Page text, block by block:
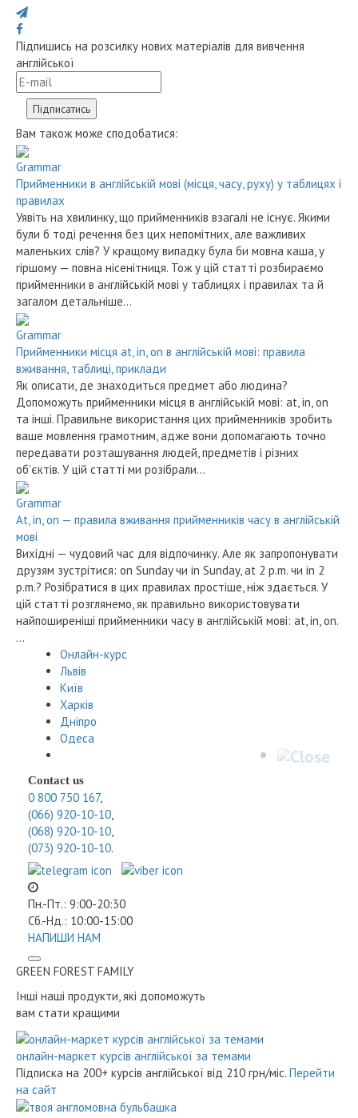
Підпишись на розсилку нових матеріалів для вивчення
англійської
Вам також може сподобатися:
Grammar
Прийменники в англійській мові (місця, часу, руху) у таблицях і
правилах
Уявіть на хвилинку, що прийменників взагалі не існує. Якими
були б тоді речення без цих непомітних, але важливих
маленьких слів? У кращому випадку була би мовна каша, у
гіршому — повна нісенітниця. Тож у цій статті розбираємо
прийменники в англійській мові у таблицях і правилах та й
загалом детальніше…
Grammar
Прийменники місця at, in, on в англійській мові: правила
вживання, таблиці, приклади
Як описати, де знаходиться предмет або людина?
Допоможуть прийменники місця в англійській мові: at, in, on
та інші. Правильне використання цих прийменників зробить
ваше мовлення грамотним, адже вони допомагають точно
передавати розташування людей, предметів і різних
об’єктів. У цій статті ми розібрали…
Grammar
At, in, on — правила вживання прийменників часу в англійській
мові
Вихідні — чудовий час для відпочинку. Але як запропонувати
друзям зустрітися: on Sunday чи in Sunday, at 2 p.m. чи in 2
p.m.? Розібратися в цих правилах простіше, ніж здається. У
цій статті розглянемо, як правильно використовувати
найпоширеніші прийменники часу в англійській мові: at, in, on.
…
Онлайн-курс
Львів
Київ
Харків
Дніпро
Одеса
Contact us
0 800 750 167,
(066) 920-10-10,
(068) 920-10-10,
(073) 920-10-10.
Пн.-Пт.: 9:00-20:30
Сб.-Нд.: 10:00-15:00
НАПИШИ НАМ
GREEN FOREST FAMILY
Інші наші продукти, які допоможуть
вам стати кращими
онлайн-маркет курсів англійської за темами
Підписка на 200+ курсів англійської від 210 грн/міс. Перейти
на сайт